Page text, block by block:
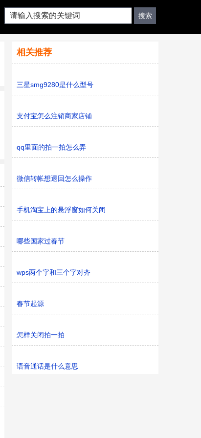
相关推荐
三星smg9280是什么型号
支付宝怎么注销商家店铺
qq里面的拍一拍怎么弄
微信转帐想退回怎么操作
手机淘宝上的悬浮窗如何关闭
哪些国家过春节
wps两个字和三个字对齐
春节起源
怎样关闭拍一拍
语音通话是什么意思